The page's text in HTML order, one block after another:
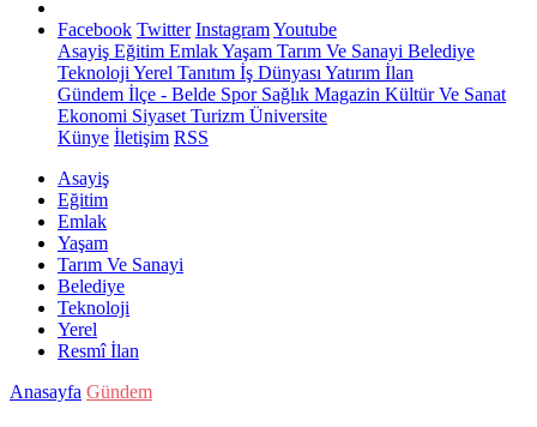
Facebook Twitter InstagramYoutube
Asayiş Eğitim EmlakYaşam Tarım Ve Sanayi Belediye
Teknoloji Yerel Tanıtım İş Dünyası Yatırım İlan
Gündem İlçe - Belde SporSağlık Magazin Kültür Ve Sanat
Ekonomi Siyaset Turizm Üniversite
Künye İletişim RSS
Asayiş
Eğitim
Emlak
Yaşam
Tarım Ve Sanayi
Belediye
Teknoloji
Yerel
Resmî İlan
Anasayfa Gündem